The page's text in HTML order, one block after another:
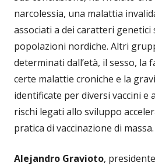
narcolessia, una malattia
associati a dei caratteri genetici
popolazioni nordiche. Altri
determinati dall’età, il sesso, la
certe malattie croniche e la
identificate per diversi vaccini e
rischi legati allo sviluppo
pratica di vaccinazione di massa.
Alejandro Gravioto,